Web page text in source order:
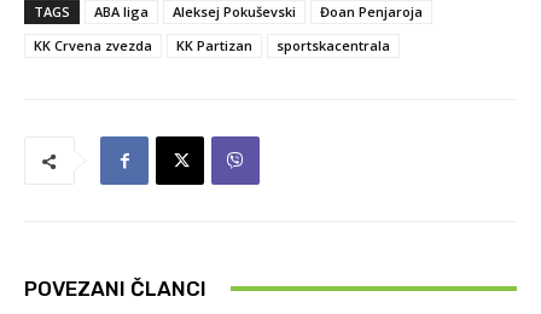
TAGS ABA liga Aleksej Pokuševski
Đoan Penjaroja
KK Crvena zvezda
KK Partizan sportskacentrala
POVEZANI ČLANCI